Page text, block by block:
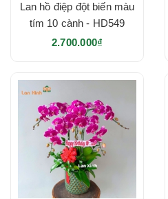
Lan hồ điệp đột biến màu
tím 10 cành - HD549
2.700.000₫